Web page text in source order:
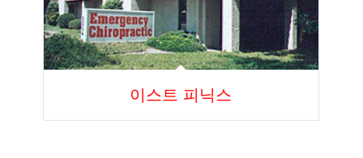
이스트 피닉스